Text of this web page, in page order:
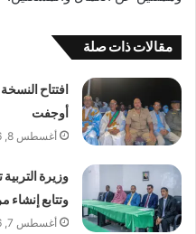
مقالات ذات صلة
افتتاح
أوجفت
أغسطس 8, 2026
وزيرة
وتتابع إنشاء
أغسطس 7, 2026